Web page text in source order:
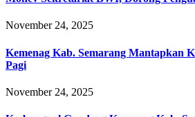
November 24, 2025
Kemenag Kab. Semarang Mantapkan
Pagi
November 24, 2025